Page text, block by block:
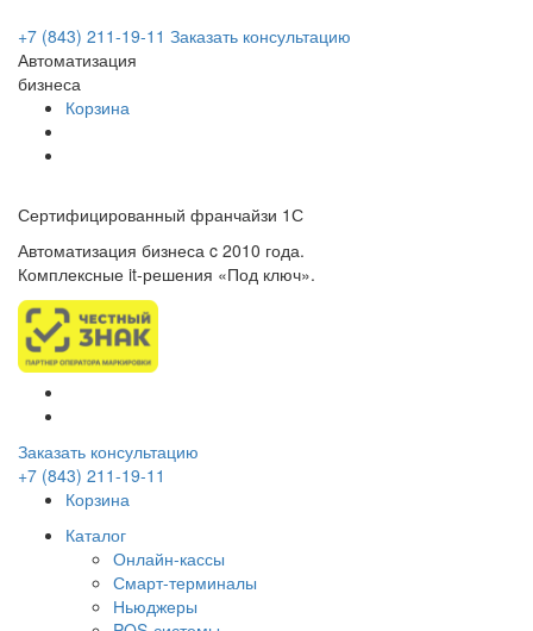
+7 (843) 211-19-11 Заказать консультацию
Автоматизация
бизнеса
Корзина
Сертифицированный франчайзи 1С
Автоматизация бизнеса c 2010 года.
Комплексные it-решения «Под ключ».
Заказать консультацию
+7 (843) 211-19-11
Корзина
Каталог
Онлайн-кассы
Смарт-терминалы
Ньюджеры